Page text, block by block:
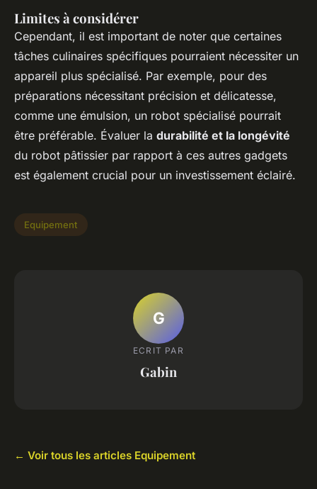
Limites à considérer
Cependant, il est important de noter que certaines
tâches culinaires spécifiques pourraient nécessiter un
appareil plus spécialisé. Par exemple, pour des
préparations nécessitant précision et délicatesse,
comme une émulsion, un robot spécialisé pourrait
être préférable. Évaluer la durabilité et la longévité
du robot pâtissier par rapport à ces autres gadgets
est également crucial pour un investissement éclairé.
Equipement
G
ECRIT PAR
Gabin
← Voir tous les articles Equipement